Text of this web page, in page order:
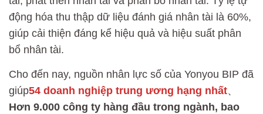
động hóa thu thập dữ liệu đánh giá nhân tài là 60%,
giúp cải thiện đáng kể hiệu quả và hiệu suất phân
bổ nhân tài.
Cho đến nay, nguồn nhân lực số của Yonyou BIP đã
giúp54 doanh nghiệp trung ương hạng nhất、
Hơn 9.000 công ty hàng đầu trong ngành, bao